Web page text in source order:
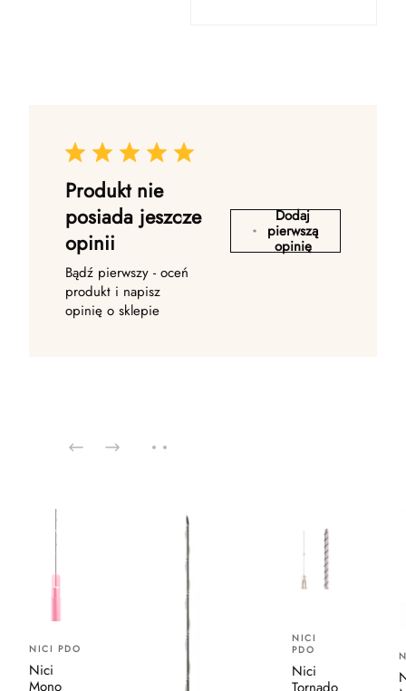
Produkt nie
posiada jeszcze
opinii
Bądź pierwszy - oceń
produkt i napisz
opinię o sklepie
Dodaj
pierwszą
opinię
NICI PDO
Nici
Mono
NICI
PDO
Nici